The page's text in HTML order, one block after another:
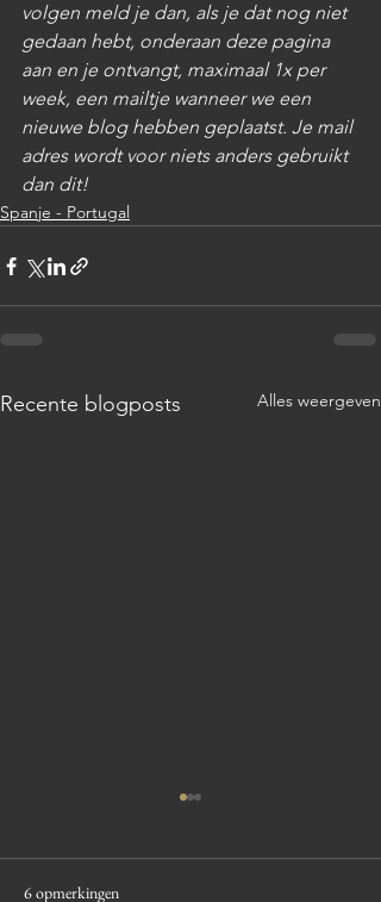
volgen meld je dan, als je dat nog niet
gedaan hebt, onderaan deze pagina
aan en je ontvangt, maximaal 1x per
week, een mailtje wanneer we een
nieuwe blog hebben geplaatst. Je mail
adres wordt voor niets anders gebruikt
dan dit!
Spanje - Portugal
Recente blogposts Alles weergeven
6 opmerkingen